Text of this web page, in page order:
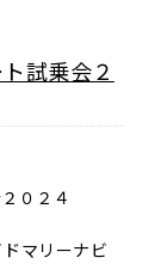
試乗会２
０２４
マリーナビ